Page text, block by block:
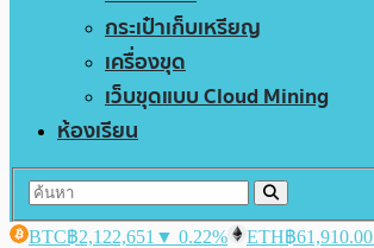
กระเป๋าเก็บเหรียญ
เครื่องขุด
เว็บขุดแบบ Cloud Mining
ห้องเรียน
BTC฿2,122,651 ▼ 0.22% ETH฿61,910.00